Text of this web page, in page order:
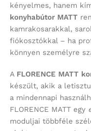
kényelmes, hanem
konyhabútor MATT
kamrakosarakkal,
fiókosztókkal – ha
könnyen személyre
A FLORENCE MATT
készült, akik a
a mindennapi
FLORENCE MATT egy
moduljai többféle